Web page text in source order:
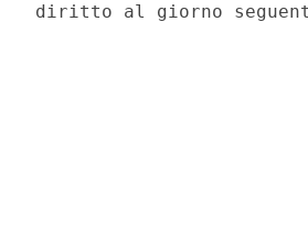
diritto al giorno